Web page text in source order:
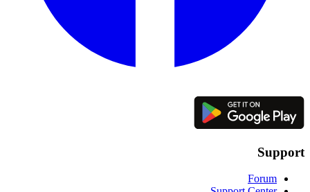
Support
Forum